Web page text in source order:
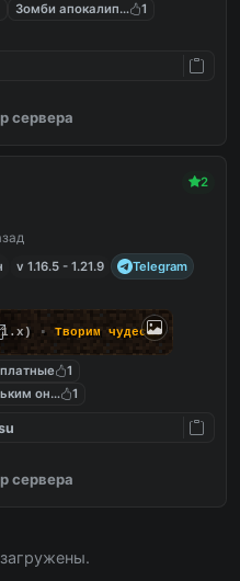
Зомби апокалипсис1
сервера
2
v 1.16.5 - 1.21.9 Telegram
▪ Творим чудеса!
1
онлайном
1
сервера